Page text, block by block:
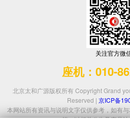
关注官方微
座机：010-
北京太和广源版权所有 Copyright Grand
Reserved | 京ICP备
本网站所有资讯与说明文字仅供参考，如有
符，以相关公告及产品